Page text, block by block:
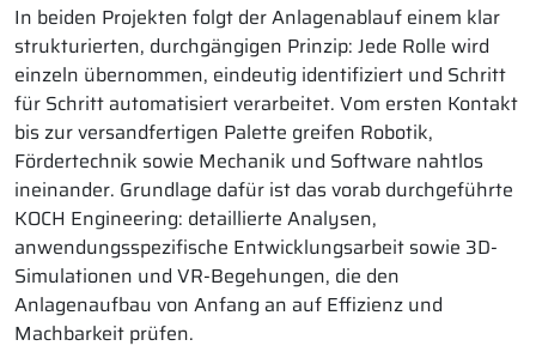
In beiden Projekten folgt der Anlagenablauf einem klar
strukturierten, durchgängigen Prinzip: Jede Rolle wird
einzeln übernommen, eindeutig identifiziert und Schritt
für Schritt automatisiert verarbeitet. Vom ersten Kontakt
bis zur versandfertigen Palette greifen Robotik,
Fördertechnik sowie Mechanik und Software nahtlos
ineinander. Grundlage dafür ist das vorab durchgeführte
KOCH Engineering: detaillierte Analysen,
anwendungsspezifische Entwicklungsarbeit sowie 3D-
Simulationen und VR-Begehungen, die den
Anlagenaufbau von Anfang an auf Effizienz und
Machbarkeit prüfen.